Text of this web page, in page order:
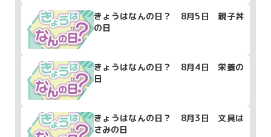
きょうはなんの日？ 8月5日 親子丼
の日
きょうはなんの日？ 8月4日 栄養の
日
きょうはなんの日？ 8月3日 文具は
さみの日